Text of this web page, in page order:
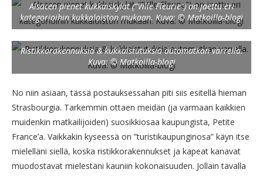
Alsacen pienet kukkaiskylät (”Ville Fleurie”) on jaettu eri
kategorioihin kukkaloiston mukaan. Kuva: © Matkoilla-blogi
Ristikkorakennuksia & kukkaistutuksia automatkan varrella.
Kuva: © Matkoilla-blogi
No niin asiaan, tässä postauksessahan piti siis esitellä hieman
Strasbourgia. Tarkemmin ottaen meidän (ja varmaan kaikkien
muidenkin matkailijoiden) suosikkiosaa kaupungista, Petite
France’a. Vaikkakin kyseessä on ”turistikaupunginosa” käyn itse
mielelläni siellä, koska ristikkorakennukset ja kapeat kanavat
muodostavat mielestäni kauniin kokonaisuuden. Jollain tavalla